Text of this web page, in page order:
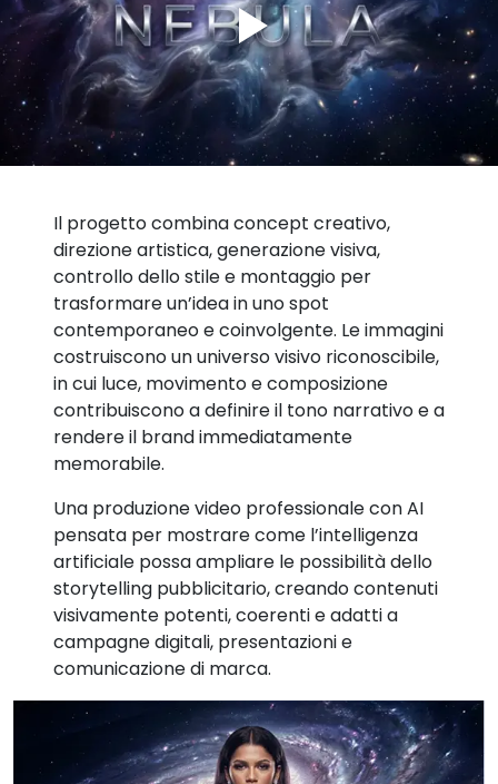
Il progetto combina concept creativo,
direzione artistica, generazione visiva,
controllo dello stile e montaggio per
trasformare un’idea in uno spot
contemporaneo e coinvolgente. Le immagini
costruiscono un universo visivo riconoscibile,
in cui luce, movimento e composizione
contribuiscono a definire il tono narrativo e a
rendere il brand immediatamente
memorabile.
Una produzione video professionale con AI
pensata per mostrare come l’intelligenza
artificiale possa ampliare le possibilità dello
storytelling pubblicitario, creando contenuti
visivamente potenti, coerenti e adatti a
campagne digitali, presentazioni e
comunicazione di marca.